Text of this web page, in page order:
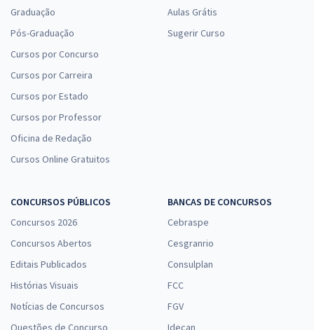
Graduação
Pós-Graduação
Cursos por Concurso
Cursos por Carreira
Cursos por Estado
Cursos por Professor
Oficina de Redação
Cursos Online Gratuitos
Aulas Grátis
Sugerir Curso
CONCURSOS PÚBLICOS
Concursos 2026
Concursos Abertos
Editais Publicados
Histórias Visuais
Notícias de Concursos
Questões de Concurso
BANCAS DE CONCURSOS
Cebraspe
Cesgranrio
Consulplan
FCC
FGV
Idecan